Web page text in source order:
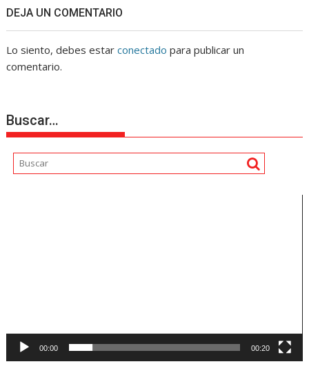
DEJA UN COMENTARIO
Lo siento, debes estarconectado para publicar un
comentario.
Buscar…
00:00 00:20